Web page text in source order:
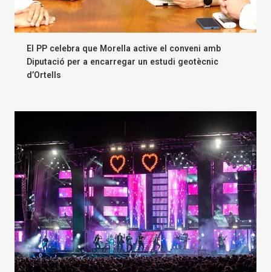
El PP celebra que Morella active el conveni amb
Diputació per a encarregar un estudi geotècnic
d’Ortells